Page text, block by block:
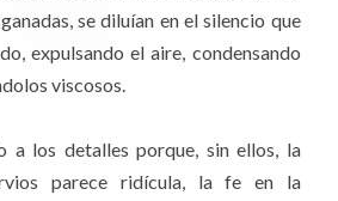
se diluían en el silencio que
expulsando el aire, condensando
viscosos.
a los detalles porque, sin ellos, la
parece ridícula, la fe en la